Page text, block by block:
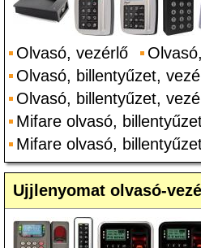
Olvasó, vezérlő
Olvasó, billentyűzet,
Olvasó, billentyűzet,
Mifare olvasó,
Mifare olvasó,
Ujjlenyomat olvasó-